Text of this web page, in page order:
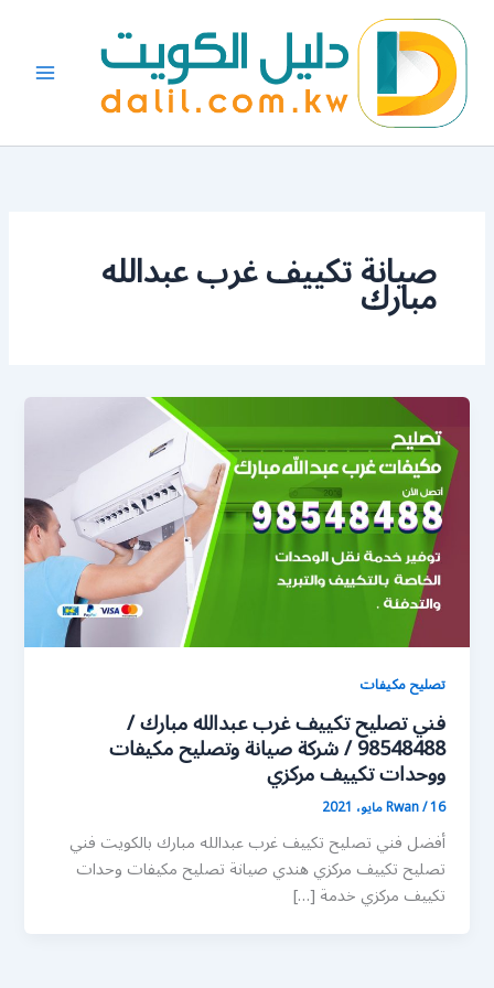
المحتوى
صيانة تكييف غرب عبدالله
مبارك
تصليح مكيفات
فني تصليح تكييف غرب عبدالله مبارك /
98548488 / شركة صيانة وتصليح مكيفات
ووحدات تكييف مركزي
Rwan/16 مايو، 2021
أفضل فني تصليح تكييف غرب عبدالله مبارك بالكويت فني
تصليح تكييف مركزي هندي صيانة تصليح مكيفات وحدات
تكييف مركزي خدمة […]